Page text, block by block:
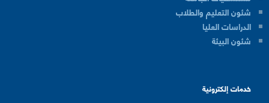
شئون التعليم والطلاب
الدراسات العليا
شئون البيئة
خدمات إلكترونية